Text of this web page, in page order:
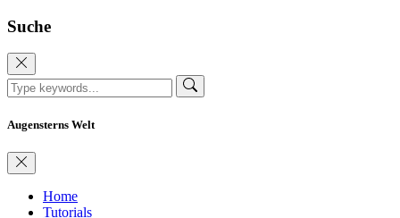
Suche
Augensterns Welt
Home
Tutorials